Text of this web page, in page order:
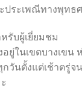
ประเพณีทางพุทธ
รับผู้เยี่ยมชม
ยู่ในเขตบางเข
กวันตั้งแต่เช้าตรู่